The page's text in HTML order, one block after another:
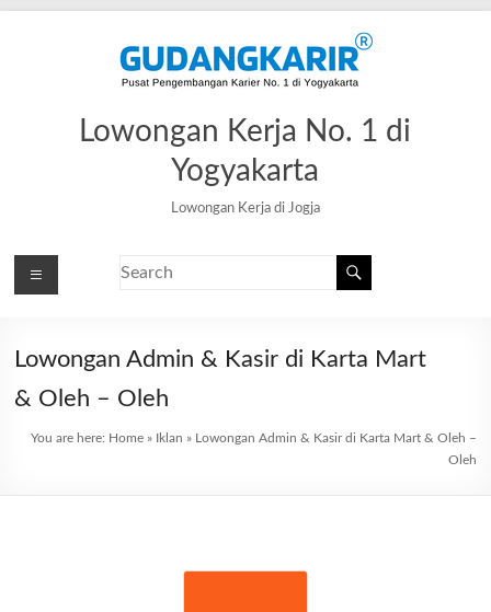
Lowongan Kerja No. 1 di
Yogyakarta
Lowongan Kerja di Jogja
Lowongan Admin & Kasir di Karta Mart
& Oleh – Oleh
You are here: Home» Iklan » Lowongan Admin & Kasir di Karta Mart & Oleh –
Oleh